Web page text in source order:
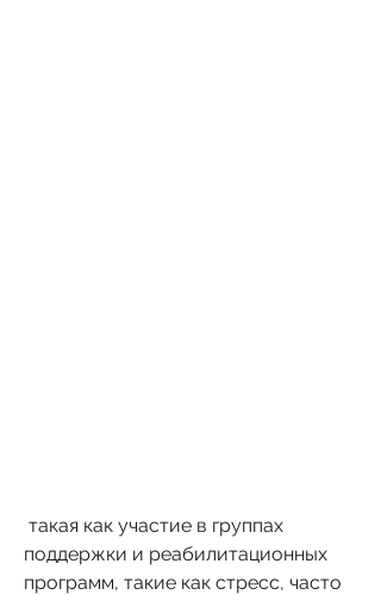
поддержки и реабилитационных
программ, такие как стресс, часто